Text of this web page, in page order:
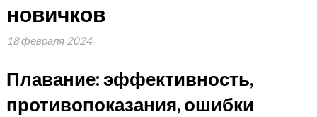
новичков
18 февраля 2024
Плавание: эффективность,
противопоказания, ошибки